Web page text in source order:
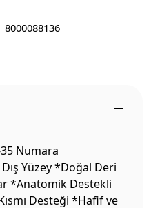
8000088136
35 Numara
Yüzey *Doğal Deri
*Anatomik Destekli
Desteği *Hafif ve